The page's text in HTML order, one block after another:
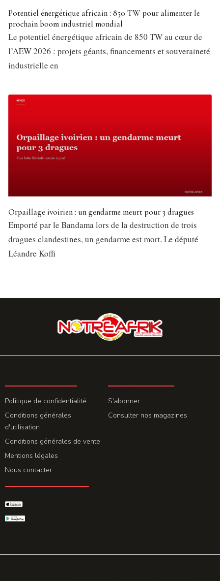
Potentiel énergétique africain : 850 TW pour alimenter le
prochain boom industriel mondial
Le potentiel énergétique africain de 850 TW au cœur de
l’AEW 2026 : projets géants, financements et souveraineté
industrielle en
Orpaillage ivoirien : un gendarme meurt pour 3 dragues
Emporté par le Bandama lors de la destruction de trois
dragues clandestines, un gendarme est mort. Le député
Léandre Koffi
Politique de confidentialité
Conditions générales
d'utilisation
Conditions générales de vente
Mentions légales
Nous contacter
S'abonner
Consulter nos magazines